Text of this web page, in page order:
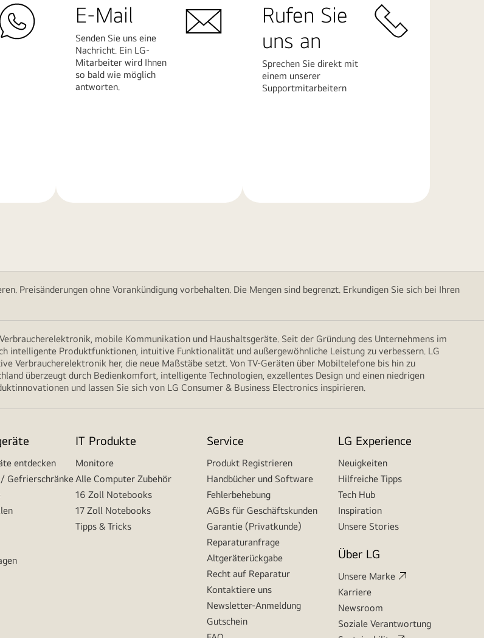
E-Mail
Senden Sie uns eine
Nachricht. Ein LG-
Mitarbeiter wird Ihnen
so bald wie möglich
antworten.
Rufen Sie
uns an
Sprechen Sie direkt mit
einem unserer
Supportmitarbeitern
Preisänderungen ohne Vorankündigung vorbehalten. Die Mengen sind begrenzt. Erkundigen Sie sich bei Ihren
mobile Kommunikation und Haushaltsgeräte. Seit der Gründung des Unternehmens im
intelligente Produktfunktionen, intuitive Funktionalität und außergewöhnliche Leistung zu verbessern. LG
Verbraucherelektronik her, die neue Maßstäbe setzt. Von TV-Geräten über Mobiltelefone bis hin zu
überzeugt durch Bedienkomfort, intelligente Technologien, exzellentes Design und einen niedrigen
und lassen Sie sich von LG Consumer & Business Electronics inspirieren.
entdecken
Gefrierschränke
IT Produkte
Monitore
Alle Computer Zubehör
16 Zoll Notebooks
17 Zoll Notebooks
Tipps & Tricks
Service
Produkt Registrieren
Handbücher und Software
Fehlerbehebung
AGBs für Geschäftskunden
Garantie (Privatkunde)
Reparaturanfrage
Altgeräterückgabe
Recht auf Reparatur
Kontaktiere uns
Newsletter-Anmeldung
Gutschein
LG Experience
Neuigkeiten
Hilfreiche Tipps
Tech Hub
Inspiration
Unsere Stories
Über LG
Unsere Marke
Karriere
Newsroom
Soziale Verantwortung